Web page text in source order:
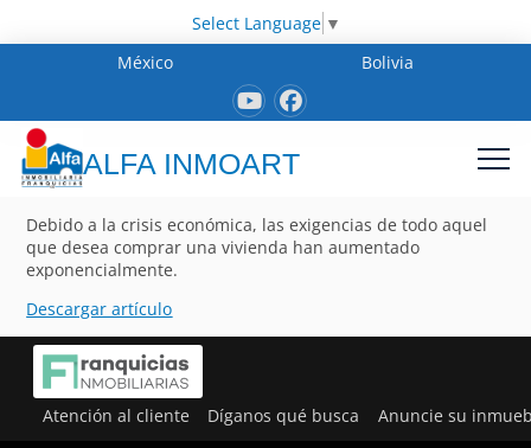
Select Language ▼
México
Bolivia
ALFA INMOART
Debido a la crisis económica, las exigencias de todo aquel
que desea comprar una vivienda han aumentado
exponencialmente.
Descargar artículo
Atención al cliente Díganos qué busca Anuncie su